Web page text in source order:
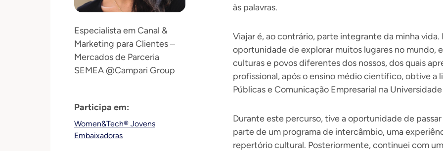
Especialista em Canal &
Marketing para Clientes –
Mercados de Parceria
SEMEA @Campari Group
Participa em:
Women&Tech® Jovens
Embaixadoras
às palavras.
Viajar é, ao contrário, parte integrante da minha vida.
oportunidade de explorar muitos lugares no mundo,
culturas e povos diferentes dos nossos, dos quais
profissional, após o ensino médio científico, obtive a
Públicas e Comunicação Empresarial na
Durante este percurso, tive a oportunidade de
parte de um programa de intercâmbio, uma
repertório cultural. Posteriormente, continuei com